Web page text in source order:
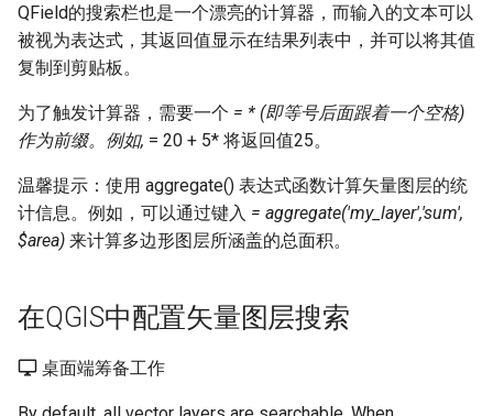
QField的搜索栏也是一个漂亮的计算器，而输入的文本可以
被视为表达式，其返回值显示在结果列表中，并可以将其值
复制到剪贴板。
为了触发计算器，需要一个 = * (即等号后面跟着一个空格)
作为前缀。例如, = 20 + 5* 将返回值25。
温馨提示：使用 aggregate() 表达式函数计算矢量图层的统
计信息。例如，可以通过键入 = aggregate('my_layer','sum',
$area) 来计算多边形图层所涵盖的总面积。
在QGIS中配置矢量图层搜索
桌面端筹备工作